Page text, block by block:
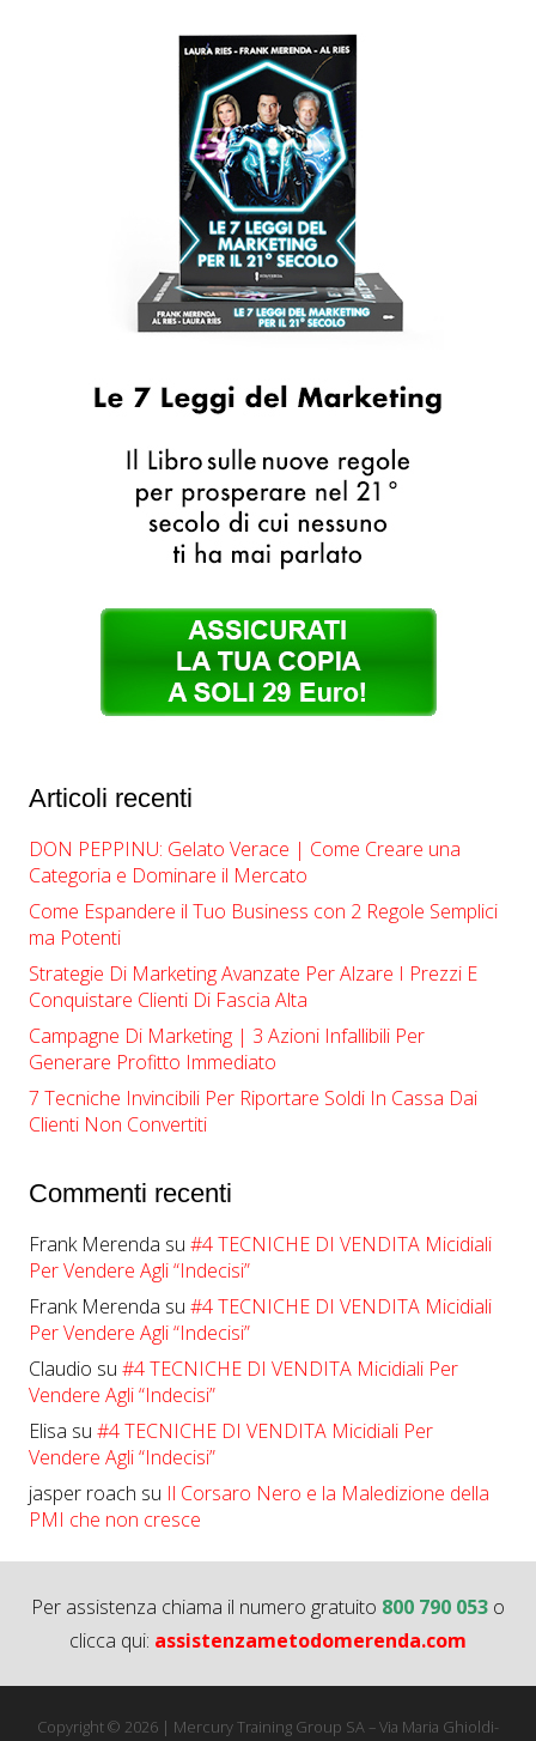
Articoli recenti
DON PEPPINU: Gelato Verace | Come Creare una
Categoria e Dominare il Mercato
Come Espandere il Tuo Business con 2 Regole Semplici
ma Potenti
Strategie Di Marketing Avanzate Per Alzare I Prezzi E
Conquistare Clienti Di Fascia Alta
Campagne Di Marketing | ​​3 Azioni Infallibili Per
Generare Profitto Immediato
7 Tecniche Invincibili Per Riportare Soldi In Cassa Dai
Clienti Non Convertiti
Commenti recenti
Frank Merenda su #4 TECNICHE DI VENDITA Micidiali
Per Vendere Agli “Indecisi”
Frank Merenda su #4 TECNICHE DI VENDITA Micidiali
Per Vendere Agli “Indecisi”
Claudio su #4 TECNICHE DI VENDITA Micidiali Per
Vendere Agli “Indecisi”
Elisa su #4 TECNICHE DI VENDITA Micidiali Per
Vendere Agli “Indecisi”
jasper roach su Il Corsaro Nero e la Maledizione della
PMI che non cresce
Per assistenza chiama il numero gratuito 800 790 053 o
clicca qui: assistenzametodomerenda.com
Copyright © 2026 | Mercury Training Group SA – Via Maria Ghioldi-